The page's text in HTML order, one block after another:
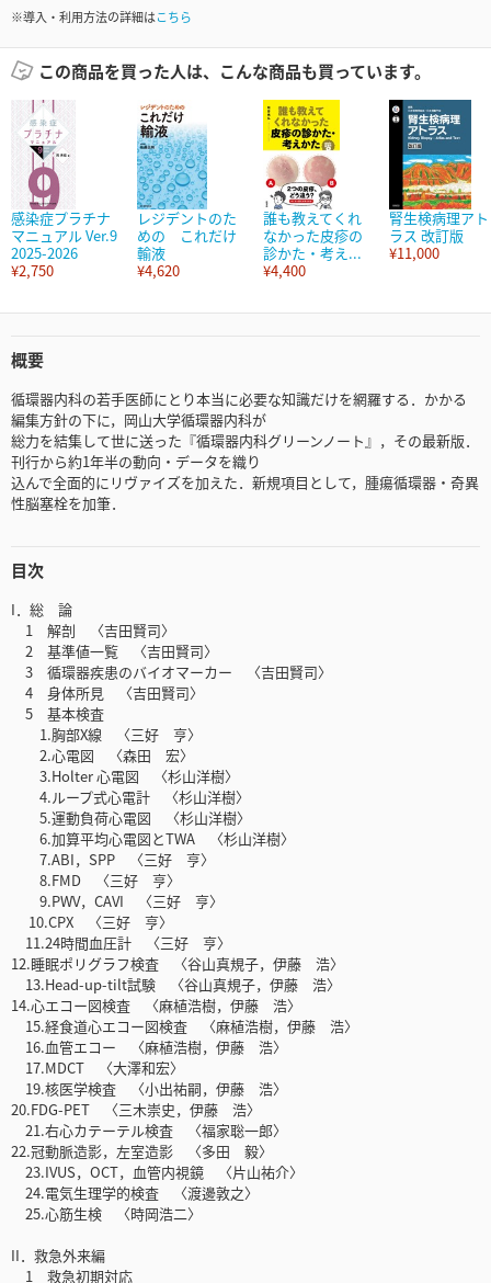
※導入・利用方法の詳細はこちら
この商品を買った人は、こんな商品も買っています。
感染症プラチナ
マニュアル Ver.9
2025-2026
¥2,750
レジデントのた
めの これだけ
輸液
¥4,620
誰も教えてくれ
なかった皮疹の
診かた・考え...
¥4,400
腎生検病理アト
ラス 改訂版
¥11,000
概要
循環器内科の若手医師にとり本当に必要な知識だけを網羅する．かかる
編集方針の下に，岡山大学循環器内科が
総力を結集して世に送った『循環器内科グリーンノート』，その最新版．
刊行から約1年半の動向・データを織り
込んで全面的にリヴァイズを加えた．新規項目として，腫瘍循環器・奇異
性脳塞栓を加筆．
目次
I．総 論
1 解剖 〈吉田賢司〉
2 基準値一覧 〈吉田賢司〉
3 循環器疾患のバイオマーカー 〈吉田賢司〉
4 身体所見 〈吉田賢司〉
5 基本検査
1.胸部X線 〈三好 亨〉
2.心電図 〈森田 宏〉
3.Holter 心電図 〈杉山洋樹〉
4.ループ式心電計 〈杉山洋樹〉
5.運動負荷心電図 〈杉山洋樹〉
6.加算平均心電図とTWA 〈杉山洋樹〉
7.ABI，SPP 〈三好 亨〉
8.FMD 〈三好 亨〉
9.PWV，CAVI 〈三好 亨〉
10.CPX 〈三好 亨〉
11.24時間血圧計 〈三好 亨〉
12.睡眠ポリグラフ検査 〈谷山真規子，伊藤 浩〉
13.Head-up-tilt試験 〈谷山真規子，伊藤 浩〉
14.心エコー図検査 〈麻植浩樹，伊藤 浩〉
15.経食道心エコー図検査 〈麻植浩樹，伊藤 浩〉
16.血管エコー 〈麻植浩樹，伊藤 浩〉
17.MDCT 〈大澤和宏〉
19.核医学検査 〈小出祐嗣，伊藤 浩〉
20.FDG-PET 〈三木崇史，伊藤 浩〉
21.右心カテーテル検査 〈福家聡一郎〉
22.冠動脈造影，左室造影 〈多田 毅〉
23.IVUS，OCT，血管内視鏡 〈片山祐介〉
24.電気生理学的検査 〈渡邊敦之〉
25.心筋生検 〈時岡浩二〉
II．救急外来編
1 救急初期対応